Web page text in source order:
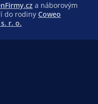
a náborovým
do rodiny Coweo
r. o.